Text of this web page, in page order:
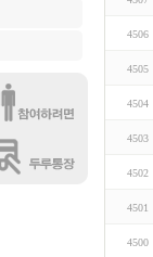
4506
4505
4504
4503
4502
4501
4500